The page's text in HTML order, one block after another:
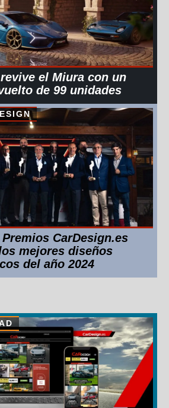
el Miura con un
de 99 unidades
CarDesign.es
mejores diseños
del año 2024